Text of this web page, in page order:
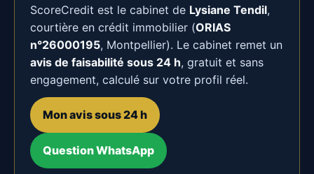
ScoreCredit est le cabinet de Lysiane Tendil,
courtière en crédit immobilier (ORIAS
n°26000195, Montpellier). Le cabinet remet un
avis de faisabilité sous 24 h, gratuit et sans
engagement, calculé sur votre profil réel.
Mon avis sous 24 h
Question WhatsApp